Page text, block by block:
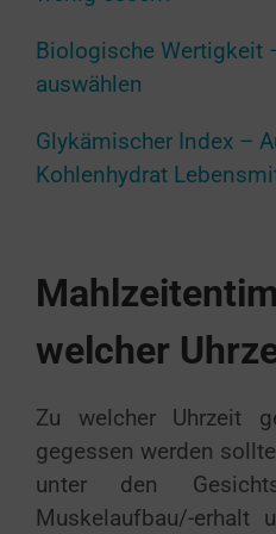
Biologische Wertigkeit
auswählen
Glykämischer Index –
Kohlenhydrat
welcher
Zu welcher Uhrzeit
gegessen werden
unter den
Muskelaufbau/-erhalt